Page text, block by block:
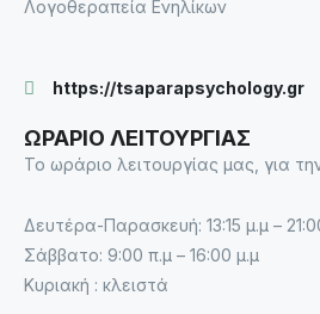
Λογοθεραπεία Ενηλίκων
https://tsaparapsychology.gr
ΩΡΑΡΙΟ ΛΕΙΤΟΥΡΓΙΑΣ
Το ωράριο λειτουργίας μας, για
Δευτέρα-Παρασκευή: 13:15 μ.μ –
Σάββατο: 9:00 π.μ – 16:00 μ.μ
Κυριακή : κλειστά